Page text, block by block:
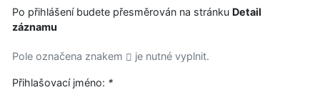
Po přihlášení budete přesměrován na stránku Detail
záznamu
Pole označena znakem je nutné vyplnit.
Přihlašovací jméno: *